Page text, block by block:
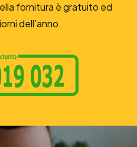
fornitura è gratuito ed
dell’anno.